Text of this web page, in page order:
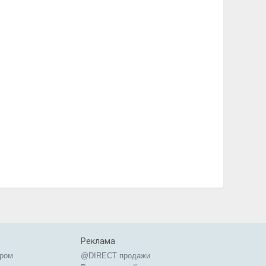
Тамбовская область
Тюменская область
Ульяновская область
Реклама
@DIRECT продажи